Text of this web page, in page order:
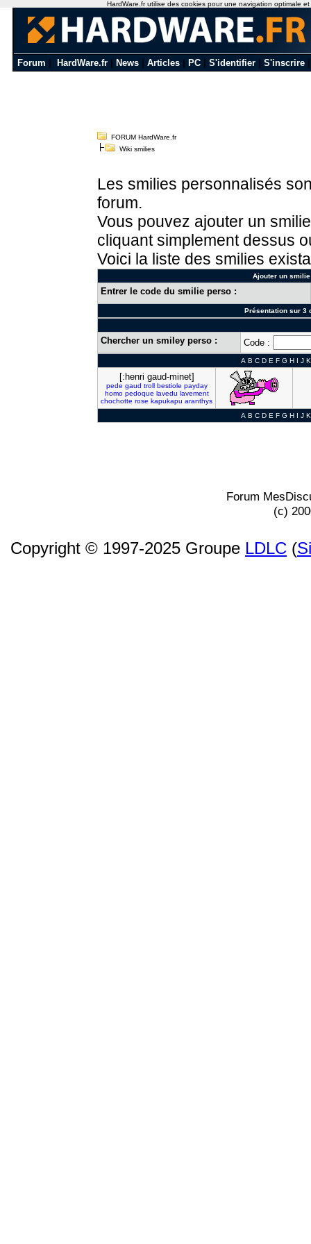
Forum HardWare.fr News Articles PC S'identifier S'inscrire
FORUM HardWare.fr
Wiki smilies
Les smilies personnalisés
forum.
Vous pouvez ajouter un
cliquant simplement dessus
Voici la liste des smilies
Ajouter un
Entrer le code du smilie perso :
Présentation sur 3
Chercher un smiley perso : Code :
A B C D E F G H I J K
[:henri gaud-minet]
pede gaud troll bestiole payday
homo pedoque lavedu lavement
chochotte rose kapukapu aranthys
A B C D E F G H I J K
Forum
(c)
Copyright © 1997-2025 Groupe LDLC (
HardWare.fr utilise des cookies pour une navigation optimale